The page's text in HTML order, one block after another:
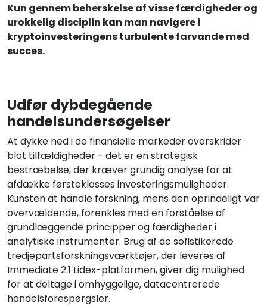
Kun gennem beherskelse af visse færdigheder og
urokkelig disciplin kan man navigere i
kryptoinvesteringens turbulente farvande med
succes.
Udfør dybdegående
handelsundersøgelser
At dykke ned i de finansielle markeder overskrider
blot tilfældigheder - det er en strategisk
bestræbelse, der kræver grundig analyse for at
afdække førsteklasses investeringsmuligheder.
Kunsten at handle forskning, mens den oprindeligt var
overvældende, forenkles med en forståelse af
grundlæggende principper og færdigheder i
analytiske instrumenter. Brug af de sofistikerede
tredjepartsforskningsværktøjer, der leveres af
Immediate 2.1 Lidex-platformen, giver dig mulighed
for at deltage i omhyggelige, datacentrerede
handelsforespørgsler.